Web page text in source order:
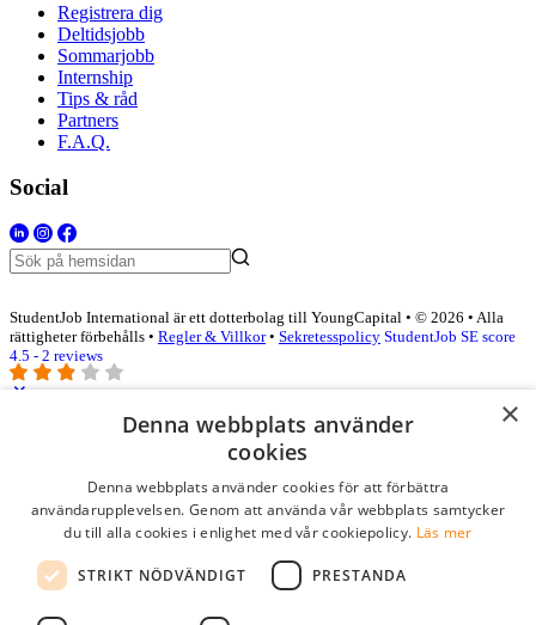
Registrera dig
Deltidsjobb
Sommarjobb
Internship
Tips & råd
Partners
F.A.Q.
Social
StudentJob International är ett dotterbolag till YoungCapital • © 2026 • Alla
rättigheter förbehålls • Regler & Villkor• Sekretesspolicy StudentJob SE score
4.5 - 2 reviews
Logga in som företag
Lösenord
kom ihåg mig
×
Denna webbplats använder
cookies
Denna webbplats använder cookies för att förbättra
användarupplevelsen. Genom att använda vår webbplats samtycker
du till alla cookies i enlighet med vår cookiepolicy. Läs mer
STRIKT NÖDVÄNDIGT PRESTANDA